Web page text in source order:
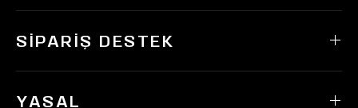
SIPARIŞ DESTEK
YASAL